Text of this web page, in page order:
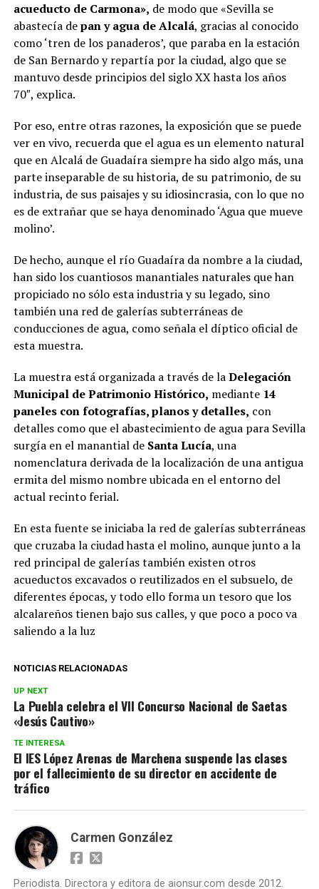
acueducto de Carmona», de modo que «Sevilla se
abastecía depan y agua de Alcalá, gracias al conocido
como ‘tren de los panaderos’, que paraba en la estación
de San Bernardo y repartía por la ciudad, algo que se
mantuvo desde principios del siglo XX hasta los años
70″, explica.
Por eso, entre otras razones, la exposición que se puede
ver en vivo, recuerda que el agua es un elemento natural
que en Alcalá de Guadaíra siempre ha sido algo más, una
parte inseparable de su historia, de su patrimonio, de su
industria, de sus paisajes y su idiosincrasia, con lo que no
es de extrañar que se haya denominado ‘Agua que mueve
molino’.
De hecho, aunque el río Guadaíra da nombre a la ciudad,
han sido los cuantiosos manantiales naturales que han
propiciado no sólo esta industria y su legado, sino
también una red de galerías subterráneas de
conducciones de agua, como señala el díptico oficial de
esta muestra.
La muestra está organizada a través de laDelegación
Municipal de Patrimonio Histórico, mediante 14
paneles con fotografías, planos y detalles, con
detalles como que el abastecimiento de agua para Sevilla
surgía en el manantial de Santa Lucía, una
nomenclatura derivada de la localización de una antigua
ermita del mismo nombre ubicada en el entorno del
actual recinto ferial.
En esta fuente se iniciaba la red de galerías subterráneas
que cruzaba la ciudad hasta el molino, aunque junto a la
red principal de galerías también existen otros
acueductos excavados o reutilizados en el subsuelo, de
diferentes épocas, y todo ello forma un tesoro que los
alcalareños tienen bajo sus calles, y que poco a poco va
saliendo a la luz
NOTICIAS RELACIONADAS
UP NEXT
La Puebla celebra el VII Concurso Nacional de Saetas
«Jesús Cautivo»
TE INTERESA
El IES López Arenas de Marchena suspende las clases
por el fallecimiento de su director en accidente de
tráfico
Carmen González
Periodista. Directora y editora de aionsur.com desde 2012.